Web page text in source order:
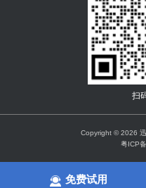
扫
Copyright © 2026
粤ICP
免费试用